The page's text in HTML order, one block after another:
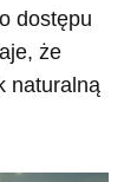
dostępu
że
naturalną